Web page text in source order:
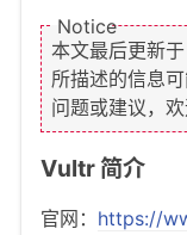
本文最后更新于
所描述的信息
问题或建议，
Vultr 简介
官网： https://